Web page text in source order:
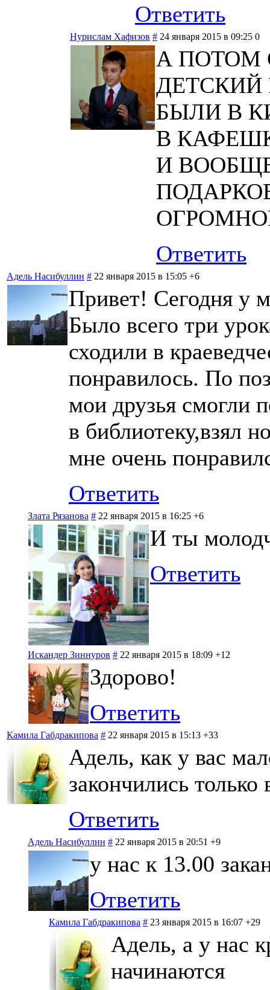
Ответить
Нурислам Хафизов # 24 января 2015 в 09:25 0
А ПОТОМ
ДЕТСКИЙ
БЫЛИ В
В
И
Ответить
Адель Насибуллин # 22 января 2015 в 15:05 +6
Привет! Сегодня у
Было всего три
сходили в
понравилось. По
мои друзья смогли
в библиотеку,взял
мне очень
Ответить
Злата Рязанова # 22 января 2015 в 16:25 +6
И ты
Ответить
Искандер Зиннуров # 22 января 2015 в 18:09 +12
Здорово!
Ответить
Камила Габдракипова # 22 января 2015 в 15:13 +33
Адель, как у вас
закончились
Ответить
Адель Насибуллин # 22 января 2015 в 20:51 +9
у нас к 13.00
Ответить
Камила Габдракипова # 23 января 2015 в 16:07 +29
Адель, а у нас
начинаются